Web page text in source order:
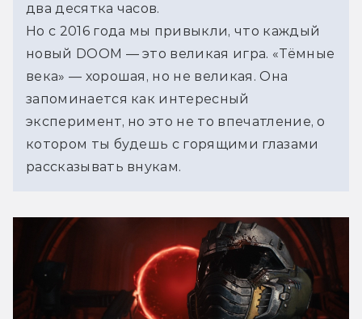
два десятка часов.
Но с 2016 года мы привыкли, что каждый
новый DOOM — это великая игра. «Тёмные
века» — хорошая, но не великая. Она
запоминается как интересный
эксперимент, но это не то впечатление, о
котором ты будешь с горящими глазами
рассказывать внукам.